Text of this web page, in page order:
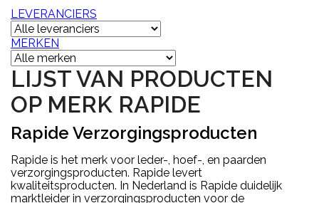
LEVERANCIERS
MERKEN
LIJST VAN PRODUCTEN
OP MERK RAPIDE
Rapide Verzorgingsproducten
Rapide is het merk voor leder-, hoef-, en paarden
verzorgingsproducten. Rapide levert
kwaliteitsproducten. In Nederland is Rapide duidelijk
marktleider in verzorgingsproducten voor de